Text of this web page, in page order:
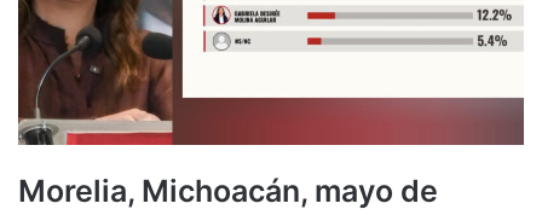
Morelia, Michoacán, mayo de